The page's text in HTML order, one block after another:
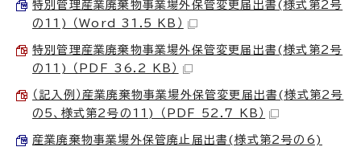
特別管理産業廃棄物事業場外保管変更届出書(様式第2号
の11) （Word 31.5 KB）
特別管理産業廃棄物事業場外保管変更届出書(様式第2号
の11) （PDF 36.2 KB）
（記入例）産業廃棄物事業場外保管変更届出書(様式第2号
の5、様式第2号の11) （PDF 52.7 KB）
産業廃棄物事業場外保管廃止届出書(様式第2号の6)